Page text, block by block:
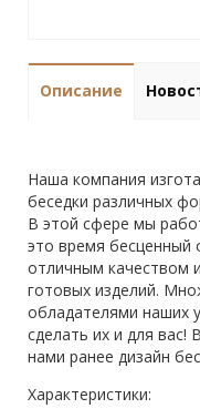
Описание
Наша компания
беседки различных
В этой сфере мы
это время бесценный
отличным качеством
готовых изделий.
обладателями наших
сделать их и для
нами ранее дизайн
Характеристики: